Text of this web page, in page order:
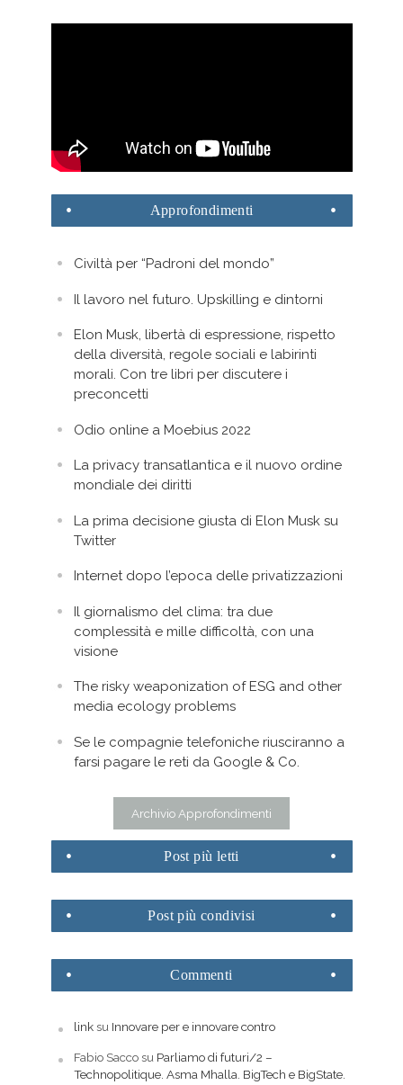
Approfondimenti
Civiltà per “Padroni del mondo”
Il lavoro nel futuro. Upskilling e dintorni
Elon Musk, libertà di espressione, rispetto
della diversità, regole sociali e labirinti
morali. Con tre libri per discutere i
preconcetti
Odio online a Moebius 2022
La privacy transatlantica e il nuovo ordine
mondiale dei diritti
La prima decisione giusta di Elon Musk su
Twitter
Internet dopo l’epoca delle privatizzazioni
Il giornalismo del clima: tra due
complessità e mille difficoltà, con una
visione
The risky weaponization of ESG and other
media ecology problems
Se le compagnie telefoniche riusciranno a
farsi pagare le reti da Google & Co.
Archivio Approfondimenti
Postpiù letti
Postpiù condivisi
Commenti
linksu Innovare per e innovare contro
Fabio Saccosu Parliamo di futuri/2 –
Technopolitique. Asma Mhalla. BigTech e BigState.